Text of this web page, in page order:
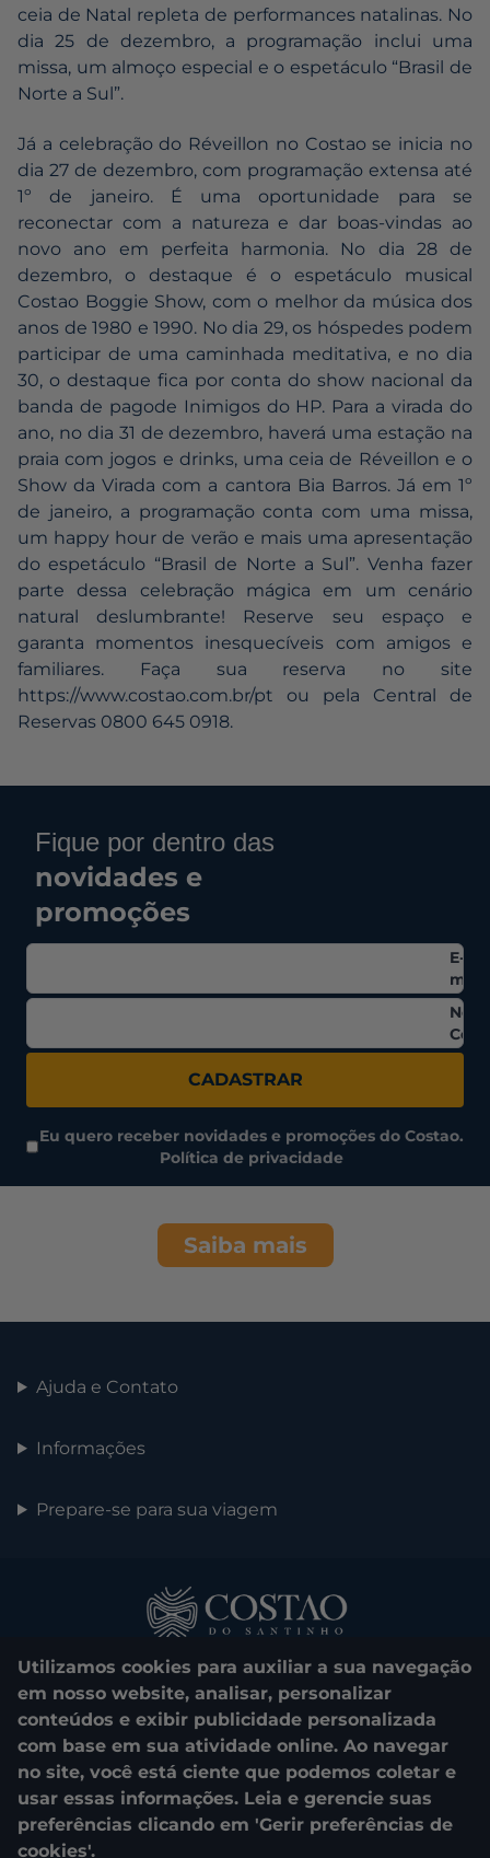
Utilizamos cookies para auxiliar a sua navegação
em nosso website, analisar, personalizar
conteúdos e exibir publicidade personalizada
com base em sua atividade online. Ao navegar
no site, você está ciente que podemos coletar e
usar essas informações. Leia e gerencie suas
preferências clicando em 'Gerir preferências de
cookies'.
ceia de Natal repleta de performances natalinas. No
dia 25 de dezembro, a programação inclui uma
missa, um almoço especial e o espetáculo “Brasil de
Norte a Sul”.
Já a celebração do Réveillon no Costao se inicia no
dia 27 de dezembro, com programação extensa até
1º de janeiro. É uma oportunidade para se
reconectar com a natureza e dar boas-vindas ao
novo ano em perfeita harmonia. No dia 28 de
dezembro, o destaque é o espetáculo musical
Costao Boggie Show, com o melhor da música dos
anos de 1980 e 1990. No dia 29, os hóspedes podem
participar de uma caminhada meditativa, e no dia
30, o destaque fica por conta do show nacional da
banda de pagode Inimigos do HP. Para a virada do
ano, no dia 31 de dezembro, haverá uma estação na
praia com jogos e drinks, uma ceia de Réveillon e o
Show da Virada com a cantora Bia Barros. Já em 1º
de janeiro, a programação conta com uma missa,
um happy hour de verão e mais uma apresentação
do espetáculo “Brasil de Norte a Sul”. Venha fazer
parte dessa celebração mágica em um cenário
natural deslumbrante! Reserve seu espaço e
garanta momentos inesquecíveis com amigos e
familiares. Faça sua reserva no site
https://www.costao.com.br/pt ou pela Central de
Reservas 0800 645 0918.
Fique por dentro das
novidades e
promoções
E-
mail
CADASTRAR
Eu quero receber novidades e promoções do Costao.
Política de privacidade
Saiba mais
Ajuda e Contato
Informações
Prepare-se para sua viagem
0800 048 1000
© 2025. Costao do Santinho. All rights reserved.